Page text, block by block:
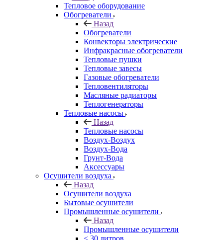
Тепловое оборудование
Обогреватели
Назад
Обогреватели
Конвекторы электрические
Инфракрасные обогреватели
Тепловые пушки
Тепловые завесы
Газовые обогреватели
Тепловентиляторы
Масляные радиаторы
Теплогенераторы
Тепловые насосы
Назад
Тепловые насосы
Воздух-Воздух
Воздух-Вода
Грунт-Вода
Аксессуары
Осушители воздуха
Назад
Осушители воздуха
Бытовые осушители
Промышленные осушители
Назад
Промышленные осушители
< 30 литров